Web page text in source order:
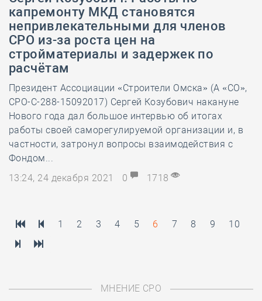
капремонту МКД становятся
непривлекательными для членов
СРО из-за роста цен на
стройматериалы и задержек по
расчётам
Президент Ассоциации «Строители Омска» (А «СО»,
СРО-С-288-15092017) Сергей Козубович накануне
Нового года дал большое интервью об итогах
работы своей саморегулируемой организации и, в
частности, затронул вопросы взаимодействия с
Фондом...
13:24, 24 декабря 2021
0 1718
1 2 3 4 5 6 7 8 9 10
МНЕНИЕ СРО